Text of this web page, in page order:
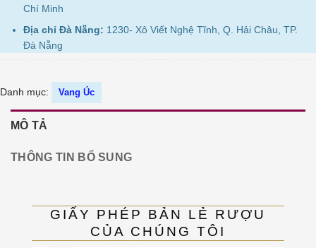
Chí Minh
Địa chỉ Đà Nẵng: 1230- Xô Viết Nghệ Tĩnh, Q. Hải Châu, TP.
Đà Nẵng
Danh mục: Vang Úc
MÔ TẢ
THÔNG TIN BỔ SUNG
GIẤY PHÉP BẢN LẺ RƯỢU
CỦA CHÚNG TÔI